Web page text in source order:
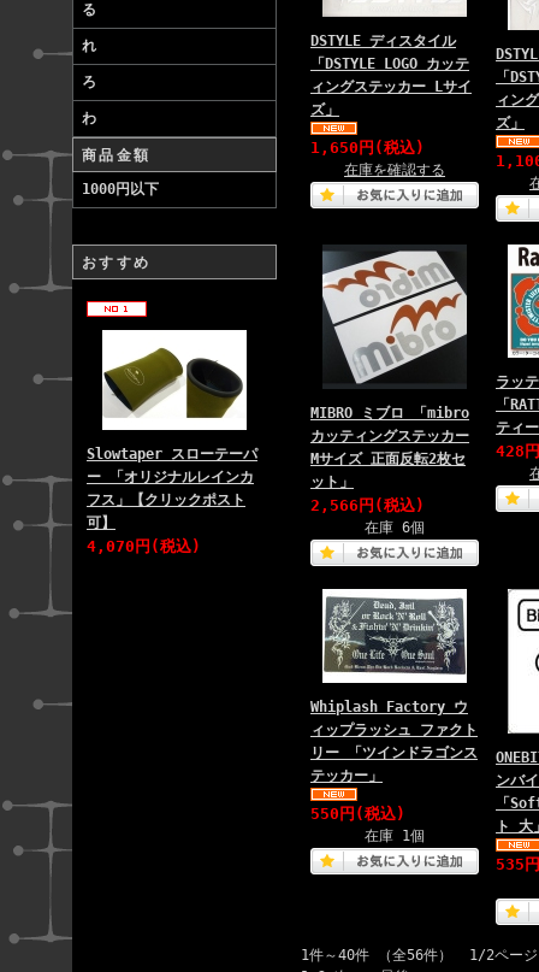
る
れ
ろ
わ
商品金額
1000円以下
おすすめ
Slowtaper スローテーパ
ー 「オリジナルレインカ
フス」【クリックポスト
可】
4,070円(税込)
DSTYLE ディスタイル
「DSTYLE LOGO カッテ
ィングステッカー Lサイ
ズ」
1,650円(税込)
在庫を確認する
「
ィン
ズ」
MIBRO ミブロ 「mibro
カッティングステッカー
Mサイズ 正面反転2枚セ
ット」
2,566円(税込)
在庫 6個
ラッ
「
ティ
428
Whiplash Factory ウ
ィップラッシュ ファクト
リー 「ツインドラゴンス
テッカー」
550円(税込)
在庫 1個
ンバ
「
ト 大
535
1件～40件 （全56件） 1/2ページ